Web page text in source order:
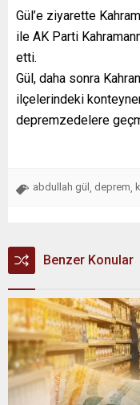
Gül’e ziyarette
ile AK Parti
etti.
Gül, daha sonra
ilçelerindeki
depremzedelere
abdullah gül deprem
Benzer Konular